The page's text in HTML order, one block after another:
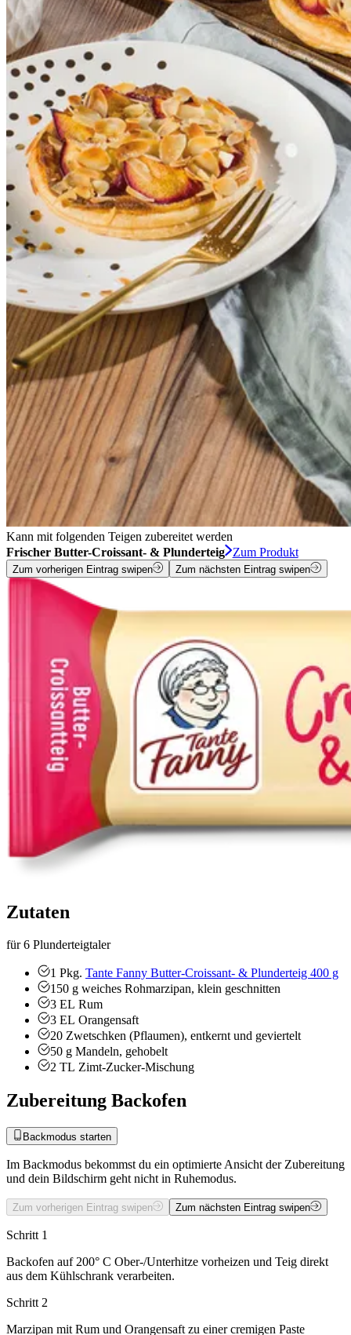
Kann mit folgenden Teigen zubereitet werden
Frischer Butter-Croissant- & Plunderteig
Zum Produkt
Zum vorherigen Eintrag swipen Zum nächsten Eintrag swipen
Zutaten
für 6 Plunderteigtaler
1 Pkg. Tante Fanny Butter-Croissant- & Plunderteig 400 g
150 g weiches Rohmarzipan, klein geschnitten
3 EL Rum
3 EL Orangensaft
20 Zwetschken (Pflaumen), entkernt und geviertelt
50 g Mandeln, gehobelt
2 TL Zimt-Zucker-Mischung
Zubereitung Backofen
Backmodus starten
Im Backmodus bekommst du ein optimierte Ansicht der Zubereitung
und dein Bildschirm geht nicht in Ruhemodus.
Zum vorherigen Eintrag swipen Zum nächsten Eintrag swipen
Schritt 1
Backofen auf 200° C Ober-/Unterhitze vorheizen und Teig direkt
aus dem Kühlschrank verarbeiten.
Schritt 2
Marzipan mit Rum und Orangensaft zu einer cremigen Paste